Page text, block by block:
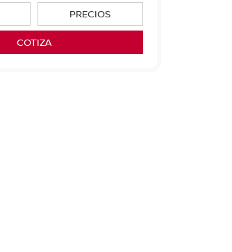
PRECIOS
COTIZA